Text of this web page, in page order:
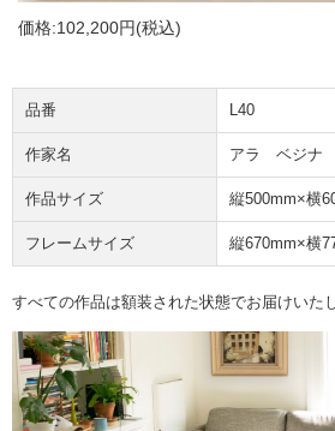
価格:102,200円(税込)
品番 L40
作家名 アラ ベジナ
作品サイズ 縦500mm×横
フレームサイズ 縦670mm×横
すべての作品は額装された状態でお届けいた